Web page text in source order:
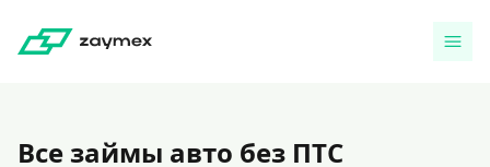
Все займы авто без ПТС